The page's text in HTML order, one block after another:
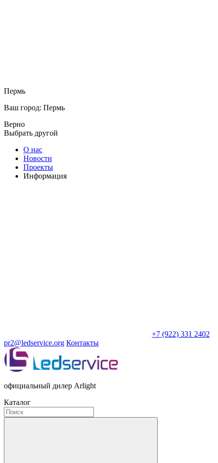
Пермь
Ваш город: Пермь
Верно
Выбрать другой
О нас
Новости
Проекты
Информация
+7 (922) 331 2402
pr2@ledservice.org Контакты
официальный дилер Arlight
Каталог